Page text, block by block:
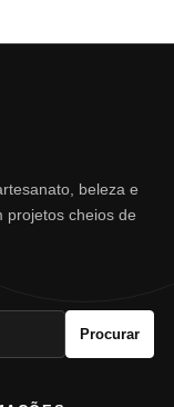
beleza e
projetos cheios de
Procurar